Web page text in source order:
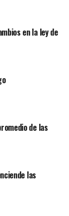
en la ley de
de las
las